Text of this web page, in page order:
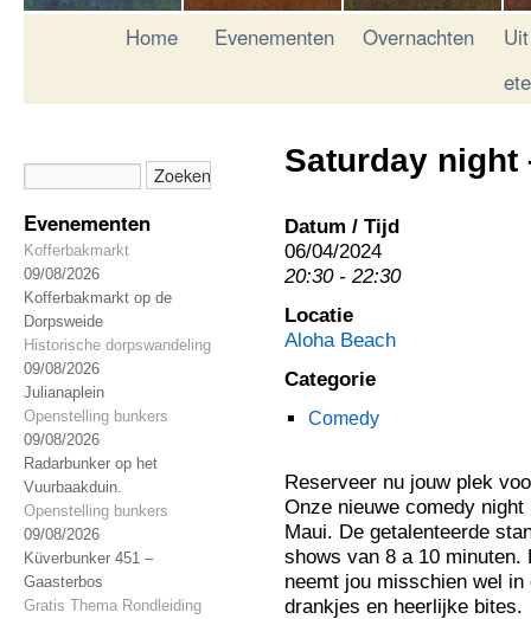
Home Evenementen Overnachten
Uit
Evenementen
Kofferbakmarkt
09/08/2026
Kofferbakmarkt op de
Dorpsweide
Historische dorpswandeling
09/08/2026
Julianaplein
Openstelling bunkers
09/08/2026
Radarbunker op het
Vuurbaakduin.
Openstelling bunkers
09/08/2026
Küverbunker 451 –
Gaasterbos
Gratis Thema Rondleiding
Saturday night
Datum / Tijd
06/04/2024
20:30 - 22:30
Locatie
Aloha Beach
Categorie
Comedy
Reserveer nu jouw plek
Onze nieuwe comedy
Maui. De getalenteerde
shows van 8 a 10 minuten.
neemt jou misschien wel
drankjes en heerlijke bites.